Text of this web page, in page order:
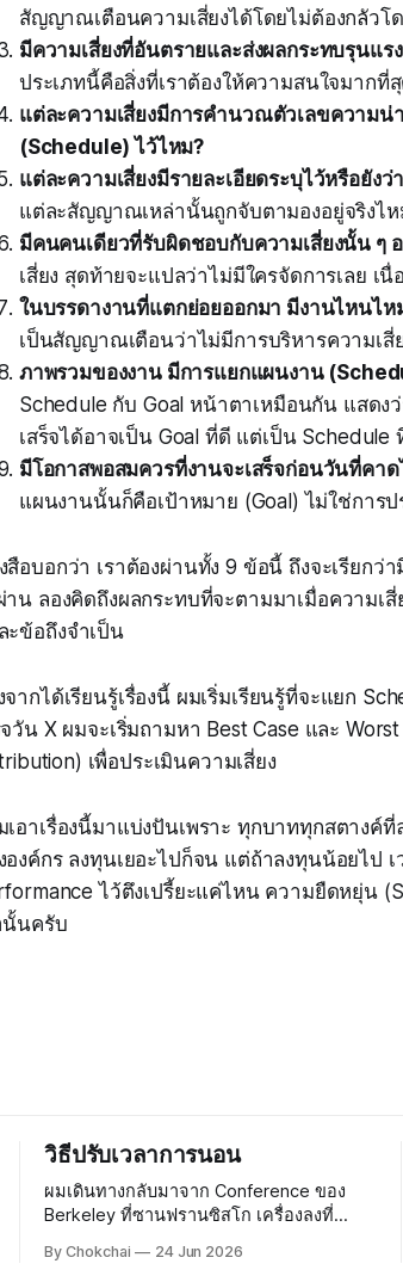
สัญญาณเตือนความเสี่ยงได้โดยไม่ต้องกลัวโ
มีความเสี่ยงที่อันตรายและส่งผลกระทบรุนแร
ประเภทนี้คือสิ่งที่เราต้องให้ความสนใจมากที่
แต่ละความเสี่ยงมีการคำนวณตัวเลขความน่
(Schedule) ไว้ไหม?
แต่ละความเสี่ยงมีรายละเอียดระบุไว้หรือยั
แต่ละสัญญาณเหล่านั้นถูกจับตามองอยู่จริงไห
มีคนคนเดียวที่รับผิดชอบกับความเสี่ยงนั้น ๆ
เสี่ยง สุดท้ายจะแปลว่าไม่มีใครจัดการเลย เ
ในบรรดางานที่แตกย่อยออกมา มีงานไหนไห
เป็นสัญญาณเตือนว่าไม่มีการบริหารความเสี่
ภาพรวมของงาน มีการแยกแผนงาน
Schedule กับ Goal หน้าตาเหมือนกัน แสดง
เสร็จได้อาจเป็น Goal ที่ดี แต่เป็น
มีโอกาสพอสมควรที่งานจะเสร็จก่อนวันที่คา
แผนงานนั้นก็คือเป้าหมาย (Goal) ไม่ใช่การ
สือบอกว่า เราต้องผ่านทั้ง 9 ข้อนี้ ถึงจะเรียกว่
าน ลองคิดถึงผลกระทบที่จะตามมาเมื่อความเสี่
ะข้อถึงจำเป็น
จากได้เรียนรู้เรื่องนี้ ผมเริ่มเรียนรู้ที่จะแยก
จวัน X ผมจะเริ่มถามหา Best Case และ
เพื่อประเมินความเสี่ยง
เอาเรื่องนี้มาแบ่งปันเพราะ ทุกบาททุกสตางค์
องค์กร ลงทุนเยอะไปก็จน แต่ถ้าลงทุนน้อยไป
ไว้ตึงเปรี้ยะแค่ไหน ความยืดหยุ่น
นั้นครับ
วิธีปรับเวลาการนอน
ผมเดินทางกลับมาจาก Conference ของ
Berkeley ที่ซานฟรานซิสโก เครื่องลงที่
จะถึงบ้านก็เกือบเที่ยงคืน ยังดีที่ขากลับไม่
By Chokchai 24 Jun 2026